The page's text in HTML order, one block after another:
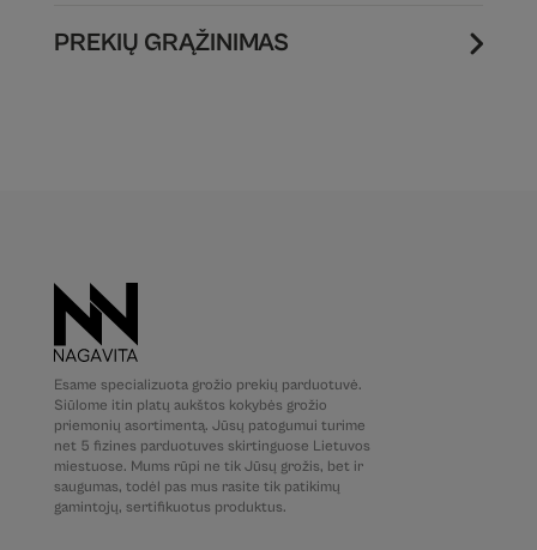
PREKIŲ GRĄŽINIMAS
Esame specializuota grožio prekių parduotuvė.
Siūlome itin platų aukštos kokybės grožio
priemonių asortimentą. Jūsų patogumui turime
net 5 fizines parduotuves skirtinguose Lietuvos
miestuose. Mums rūpi ne tik Jūsų grožis, bet ir
saugumas, todėl pas mus rasite tik patikimų
gamintojų, sertifikuotus produktus.